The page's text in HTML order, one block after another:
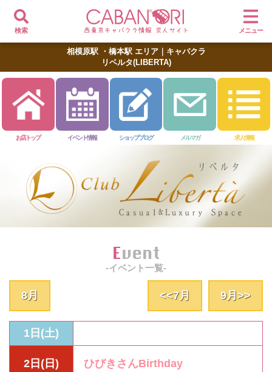
検索 メニュー
相模原駅 ・橋本駅 エリア｜キャバクラ
リベルタ(LIBERTA)
お店トップ イベント情報 ショップブログ メルマガ 求人情報
Event
-イベント一覧-
8月 <<7月 9月>>
1日(土)
2日(日) ひびきさんBirthday